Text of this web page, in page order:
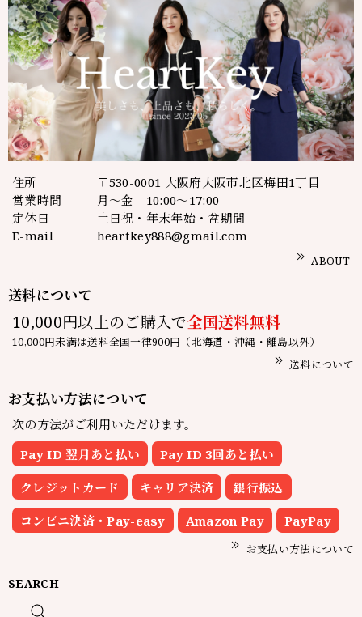
住所
〒530-0001 大阪府大阪市北区梅田1丁目
営業時間
月～金 10:00～17:00
定休日
土日祝・年末年始・盆期間
E-mail
heartkey888@gmail.com
ABOUT
送料について
10,000円以上のご購入で全国送料無料
10,000円未満は送料全国一律900円（北海道・沖縄・離島以外）
送料について
お支払い方法について
次の方法がご利用いただけます。
Pay ID 翌月あと払い
Pay ID 3回あと払い
クレジットカード キャリア決済 銀行振込
コンビニ決済・Pay-easy Amazon Pay PayPay
お支払い方法について
SEARCH